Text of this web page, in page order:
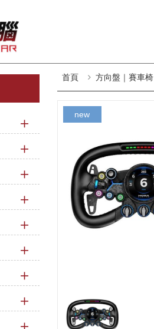
首頁 方向盤｜賽車椅
new